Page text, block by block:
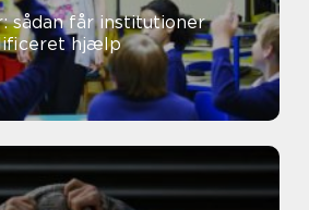
sådan får institutioner
hjælp